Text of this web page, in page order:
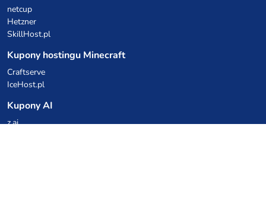
netcup
Hetzner
SkillHost.pl
Kupony hostingu Minecraft
Craftserve
IceHost.pl
Kupony AI
z.ai